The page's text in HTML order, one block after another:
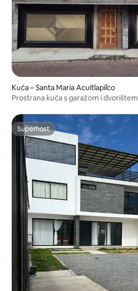
Kuća – Santa Maria Acuitlapilco
Prostrana kuća s garažom i dvorištem
Superhost
Superhost